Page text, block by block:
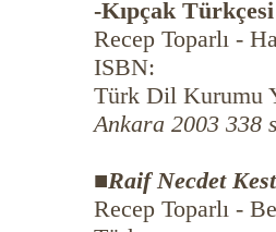
-Kıpçak
Recep Toparlı -
ISBN:
Türk Dil Kurumu
Ankara 2003 338
■Raif Necdet
Recep Toparlı -